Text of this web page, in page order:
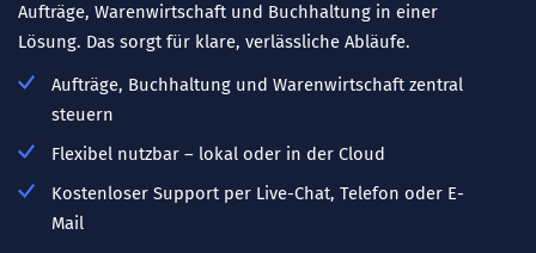
Aufträge, Warenwirtschaft und Buchhaltung in einer
Lösung. Das sorgt für klare, verlässliche Abläufe.
Aufträge, Buchhaltung und Warenwirtschaft zentral
steuern
Flexibel nutzbar – lokal oder in der Cloud
Kostenloser Support per Live-Chat, Telefon oder E-
Mail